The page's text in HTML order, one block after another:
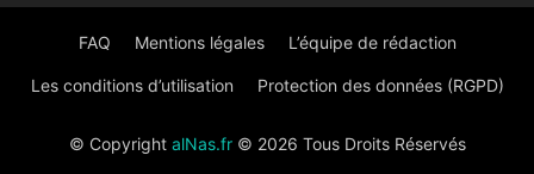
FAQ Mentions légales L’équipe de rédaction
Les conditions d’utilisation Protection des données (RGPD)
© Copyright alNas.fr© 2026 Tous Droits Réservés